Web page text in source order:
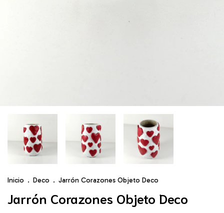
Inicio . Deco . Jarrón Corazones Objeto Deco
Jarrón Corazones Objeto Deco